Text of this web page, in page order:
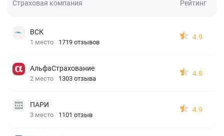
Страховая компания Рейтинг
ВСК
1 место 1719 отзывов
4.9
АльфаСтрахование
2 место 1303 отзыва
4.8
ПАРИ
3 место 1101 отзыв
4.9